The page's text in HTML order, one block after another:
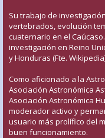
Su trabajo de
vertebrados, evolución
cuaternario en el
investigación en Reino
y Honduras (Fte.
Como aficionado a la
Asociación Astronómica
Asociación Astronómica
moderador activo y
usuario más prolífico del
buen funcionamiento.